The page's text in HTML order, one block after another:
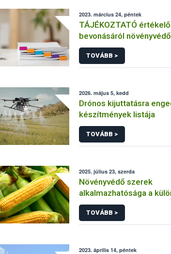
2023. március 24, péntek
TÁJÉKOZTATÓ
bevonásáról
hatóanyag és
engedélyezésére,
engedély
TOVÁBB >
2026. május 5, kedd
Drónos kijuttatásra
készítmények listája
TOVÁBB >
2025. július 23, szerda
Növényvédő szerek
alkalmazhatósága a
kukorica kultúrákban
TOVÁBB >
2023. április 14, péntek